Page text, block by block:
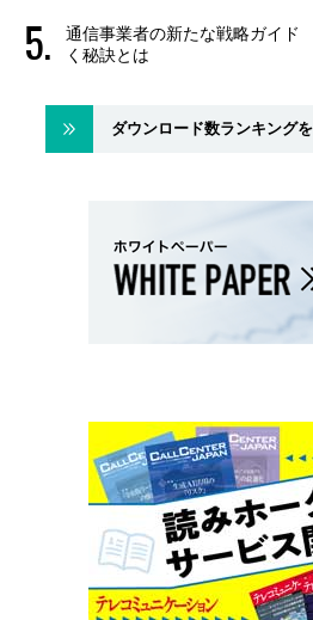
通信事業者の新たな戦略ガイ
く秘訣とは
ダウンロード数ランキング